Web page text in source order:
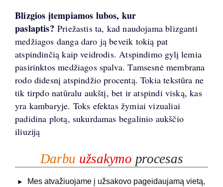
Blizgios įtempiamos lubos, kur
paslaptis? Priežastis ta, kad naudojama blizganti
medžiagos danga daro ją beveik tokią pat
atspindinčią kaip veidrodis. Atspindimo gylį lemia
pasirinktos medžiagos spalva. Tamsesnė membrana
rodo didesnį atspindžio procentą. Tokia tekstūra ne
tik tirpdo natūralu aukštį, bet ir atspindi viską, kas
yra kambaryje. Toks efektas žymiai vizualiai
padidina plotą, sukurdamas begalinio aukščio
iliuziją
Darbu užsakymo procesas
►
Mes atvažiuojame į užsakovo pageidaujamą vietą,